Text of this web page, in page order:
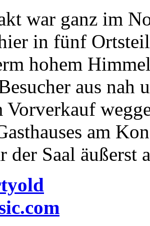
war ganz im
in fünf
hohem
aus nah
Vorverkauf
am
der Saal äußerst